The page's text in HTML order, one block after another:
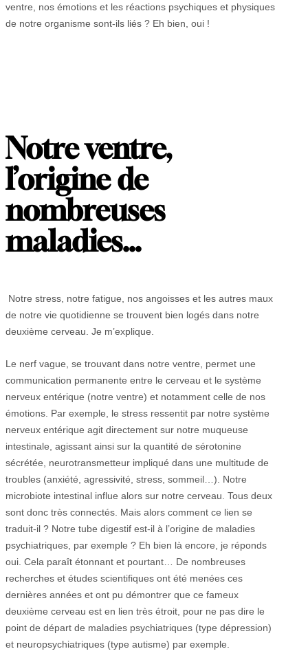
ventre, nos émotions et les réactions psychiques et physiques
de notre organisme sont-ils liés ? Eh bien, oui !
Notre ventre,
l’origine de
nombreuses
maladies…
Notre stress, notre fatigue, nos angoisses et les autres maux
de notre vie quotidienne se trouvent bien logés dans notre
deuxième cerveau. Je m’explique.
Le nerf vague, se trouvant dans notre ventre, permet une
communication permanente entre le cerveau et le système
nerveux entérique (notre ventre) et notamment celle de nos
émotions. Par exemple, le stress ressentit par notre système
nerveux entérique agit directement sur notre muqueuse
intestinale, agissant ainsi sur la quantité de sérotonine
sécrétée, neurotransmetteur impliqué dans une multitude de
troubles (anxiété, agressivité, stress, sommeil…). Notre
microbiote intestinal influe alors sur notre cerveau. Tous deux
sont donc très connectés. Mais alors comment ce lien se
traduit-il ? Notre tube digestif est-il à l’origine de maladies
psychiatriques, par exemple ? Eh bien là encore, je réponds
oui. Cela paraît étonnant et pourtant… De nombreuses
recherches et études scientifiques ont été menées ces
dernières années et ont pu démontrer que ce fameux
deuxième cerveau est en lien très étroit, pour ne pas dire le
point de départ de maladies psychiatriques (type dépression)
et neuropsychiatriques (type autisme) par exemple.